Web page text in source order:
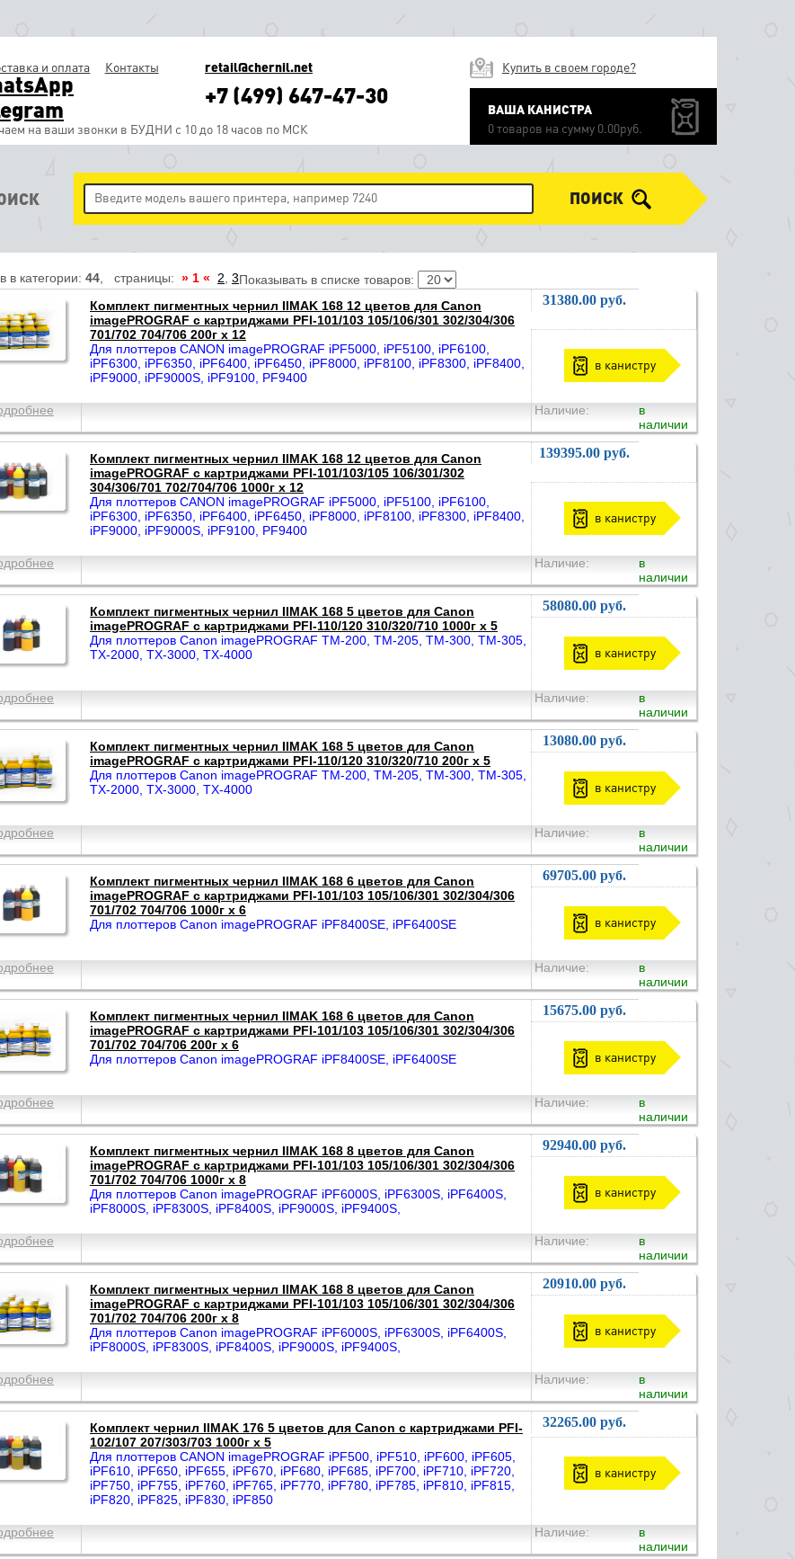
и оплата Контакты retail@chernil.net
+7 (499) 647-47-30
на ваши звонки в БУДНИ с 10 до 18 часов по МСК
Купить в своем городе?
ВАША КАНИСТРА
0 товаров на сумму 0.00руб.
ПОИСК
в категории: 44 , страницы: » 1 « 2 3Показывать в списке товаров:
Комплект пигментных чернил IIMAK 168 12 цветов для Canon
imagePROGRAF с картриджами PFI-101/103 105/106/301 302/304/306
701/702 704/706 200г х 12
Для плоттеров CANON imagePROGRAF iPF5000, iPF5100, iPF6100,
iPF6300, iPF6350, iPF6400, iPF6450, iPF8000, iPF8100, iPF8300, iPF8400,
iPF9000, iPF9000S, iPF9100, PF9400
31380.00 руб.
в канистру
Наличие:
в
наличии
Комплект пигментных чернил IIMAK 168 12 цветов для Canon
imagePROGRAF с картриджами PFI-101/103/105 106/301/302
304/306/701 702/704/706 1000г х 12
Для плоттеров CANON imagePROGRAF iPF5000, iPF5100, iPF6100,
iPF6300, iPF6350, iPF6400, iPF6450, iPF8000, iPF8100, iPF8300, iPF8400,
iPF9000, iPF9000S, iPF9100, PF9400
139395.00 руб.
в канистру
Наличие:
в
наличии
Комплект пигментных чернил IIMAK 168 5 цветов для Canon
imagePROGRAF с картриджами PFI-110/120 310/320/710 1000г х 5
Для плоттеров Canon imagePROGRAF TM-200, TM-205, TM-300, TM-305,
TX-2000, TX-3000, TX-4000
58080.00 руб.
в канистру
Наличие:
в
наличии
Комплект пигментных чернил IIMAK 168 5 цветов для Canon
imagePROGRAF с картриджами PFI-110/120 310/320/710 200г х 5
Для плоттеров Canon imagePROGRAF TM-200, TM-205, TM-300, TM-305,
TX-2000, TX-3000, TX-4000
13080.00 руб.
в канистру
Наличие:
в
наличии
Комплект пигментных чернил IIMAK 168 6 цветов для Canon
imagePROGRAF с картриджами PFI-101/103 105/106/301 302/304/306
701/702 704/706 1000г х 6
Для плоттеров Canon imagePROGRAF iPF8400SE, iPF6400SE
69705.00 руб.
в канистру
Наличие:
в
наличии
Комплект пигментных чернил IIMAK 168 6 цветов для Canon
imagePROGRAF с картриджами PFI-101/103 105/106/301 302/304/306
701/702 704/706 200г х 6
Для плоттеров Canon imagePROGRAF iPF8400SE, iPF6400SE
15675.00 руб.
в канистру
Наличие:
в
наличии
Комплект пигментных чернил IIMAK 168 8 цветов для Canon
imagePROGRAF с картриджами PFI-101/103 105/106/301 302/304/306
701/702 704/706 1000г х 8
Для плоттеров Canon imagePROGRAF iPF6000S, iPF6300S, iPF6400S,
iPF8000S, iPF8300S, iPF8400S, iPF9000S, iPF9400S,
92940.00 руб.
в канистру
Наличие:
в
наличии
Комплект пигментных чернил IIMAK 168 8 цветов для Canon
imagePROGRAF с картриджами PFI-101/103 105/106/301 302/304/306
701/702 704/706 200г х 8
Для плоттеров Canon imagePROGRAF iPF6000S, iPF6300S, iPF6400S,
iPF8000S, iPF8300S, iPF8400S, iPF9000S, iPF9400S,
20910.00 руб.
в канистру
Наличие:
в
наличии
Комплект чернил IIMAK 176 5 цветов для Canon с картриджами PFI-
102/107 207/303/703 1000г х 5
Для плоттеров CANON imagePROGRAF iPF500, iPF510, iPF600, iPF605,
iPF610, iPF650, iPF655, iPF670, iPF680, iPF685, iPF700, iPF710, iPF720,
iPF750, iPF755, iPF760, iPF765, iPF770, iPF780, iPF785, iPF810, iPF815,
iPF820, iPF825, iPF830, iPF850
32265.00 руб.
в канистру
Наличие:
в
наличии